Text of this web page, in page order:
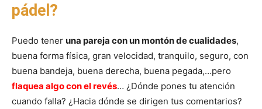
pádel?
Puedo tener una pareja con un montón de cualidades,
buena forma física, gran velocidad, tranquilo, seguro, con
buena bandeja, buena derecha, buena pegada,…pero
flaquea algo con el revés… ¿Dónde pones tu atención
cuando falla? ¿Hacia dónde se dirigen tus comentarios?